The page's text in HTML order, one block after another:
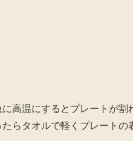
高温にするとプレートが割
らタオルで軽くプレートの